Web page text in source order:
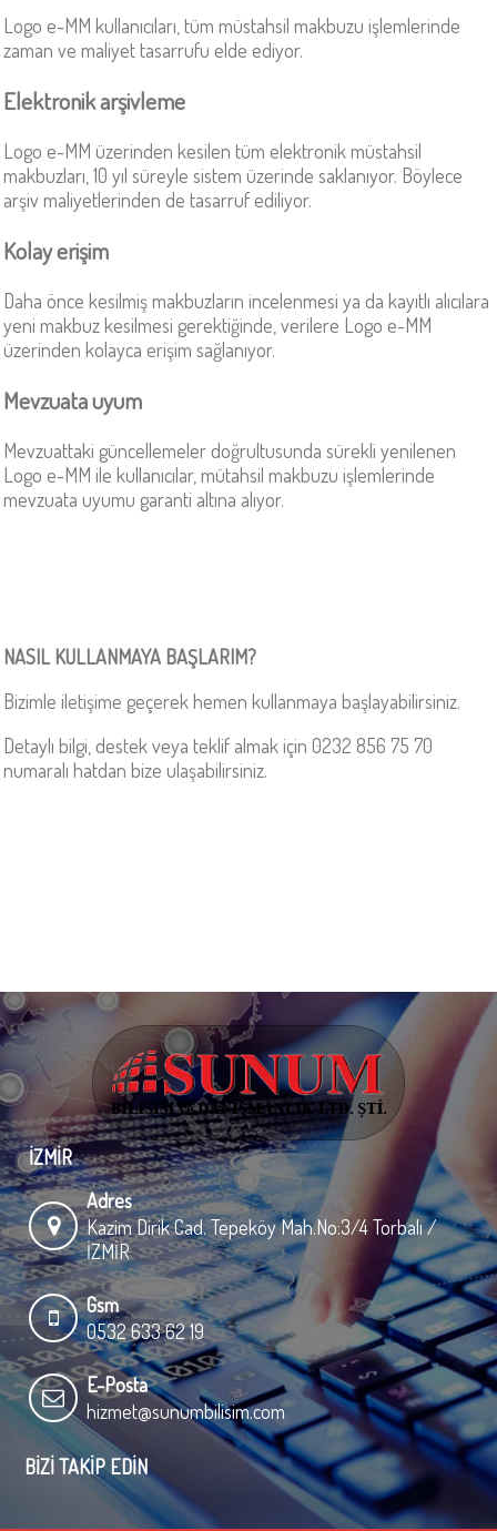
Logo e-MM kullanıcıları, tüm müstahsil makbuzu işlemlerinde
zaman ve maliyet tasarrufu elde ediyor.
Elektronik arşivleme
Logo e-MM üzerinden kesilen tüm elektronik müstahsil
makbuzları, 10 yıl süreyle sistem üzerinde saklanıyor. Böylece
arşiv maliyetlerinden de tasarruf ediliyor.
Kolay erişim
Daha önce kesilmiş makbuzların incelenmesi ya da kayıtlı alıcılara
yeni makbuz kesilmesi gerektiğinde, verilere Logo e-MM
üzerinden kolayca erişim sağlanıyor.
Mevzuata uyum
Mevzuattaki güncellemeler doğrultusunda sürekli yenilenen
Logo e-MM ile kullanıcılar, mütahsil makbuzu işlemlerinde
mevzuata uyumu garanti altına alıyor.
NASIL KULLANMAYA BAŞLARIM?
Bizimle iletişime geçerek hemen kullanmaya başlayabilirsiniz.
Detaylı bilgi, destek veya teklif almak için 0232 856 75 70
numaralı hatdan bize ulaşabilirsiniz.
İZMİR
Adres
Kazim Dirik Cad. Tepeköy Mah.No:3/4 Torbalı /
İZMİR
Gsm
0532 633 62 19
E-Posta
hizmet@sunumbilisim.com
BIZI TAKIP EDIN